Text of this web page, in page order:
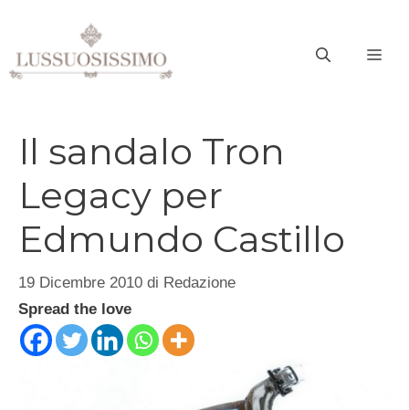
contenuto
Il sandalo Tron
Legacy per
Edmundo Castillo
19 Dicembre 2010 di Redazione
Spread the love